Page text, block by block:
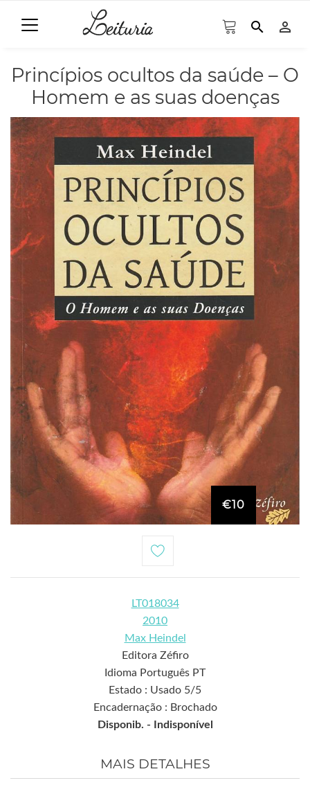
search person_outline
Princípios ocultos da saúde – O
Homem e as suas doenças
€10
LT018034
2010
Max Heindel
Editora Zéfiro
Idioma Português PT
Estado : Usado 5/5
Encadernação : Brochado
Disponib. -
Indisponível
MAIS DETALHES